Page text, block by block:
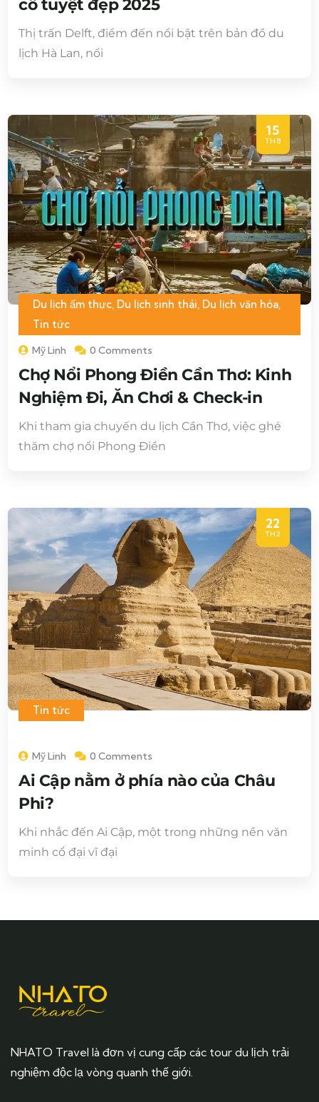
cổ tuyệt đẹp 2025
Thị trấn Delft, điểm đến nổi bật trên bản đồ du
lịch Hà Lan, nổi
15
TH8
Du lịch ẩm thực, Du lịch sinh thái, Du lịch văn hóa,
Tin tức
Mỹ Linh 0 Comments
Chợ Nổi Phong Điền Cần Thơ: Kinh
Nghiệm Đi, Ăn Chơi & Check-in
Khi tham gia chuyến du lịch Cần Thơ, việc ghé
thăm chợ nổi Phong Điền
22
TH2
Tin tức
Mỹ Linh 0 Comments
Ai Cập nằm ở phía nào của Châu
Phi?
Khi nhắc đến Ai Cập, một trong những nền văn
minh cổ đại vĩ đại
NHATO Travel là đơn vị cung cấp các tour du lịch trải
nghiệm độc lạ vòng quanh thế giới.